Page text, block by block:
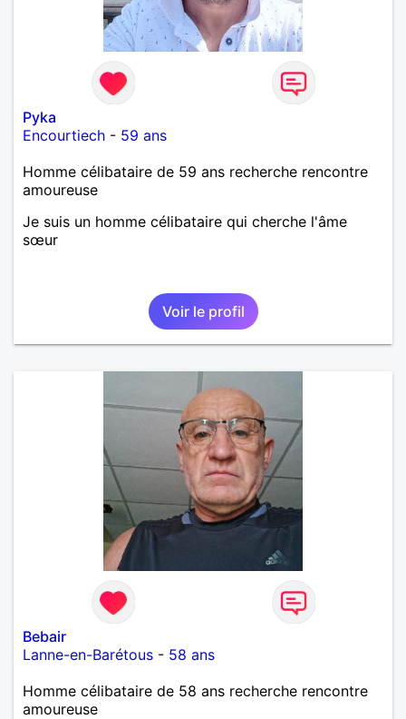
Pyka
Encourtiech - 59 ans
Homme célibataire de 59 ans recherche rencontre
amoureuse
Je suis un homme célibataire qui cherche l'âme
sœur
Voir le profil
Bebair
Lanne-en-Barétous - 58 ans
Homme célibataire de 58 ans recherche rencontre
amoureuse